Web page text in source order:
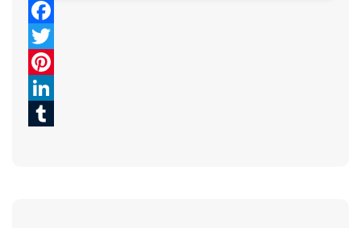
Facebook
Twitter
Pinterest
LinkedIn